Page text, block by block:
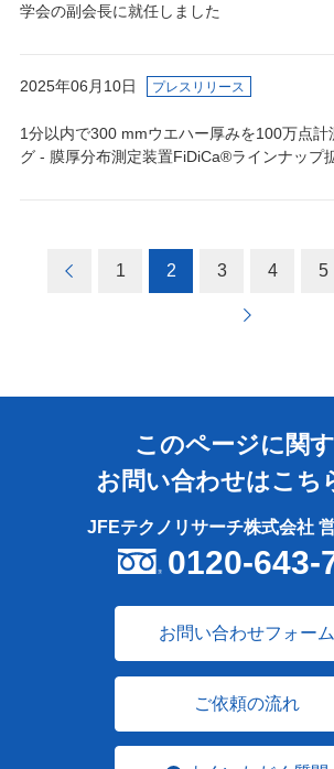
学会の副会長に就任しました
2025年06月10日 プレスリリース
1分以内で300 mmウエハー厚みを100万点計
グ - 膜厚分布測定装置FiDiCa®ラインナップ
1 2 3 4 5
このページに関
お問い合わせはこち
JFEテクノリサーチ株式会社
0120-643-
お問い合わせフォーム
ご依頼の流れ